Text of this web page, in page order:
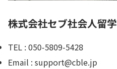
株式会社セブ社会人留学
TEL : 050-5809-5428
Email : support@cble.jp